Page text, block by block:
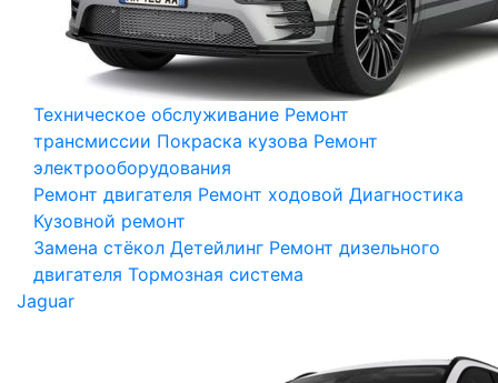
Техническое обслуживание Ремонт
трансмиссии Покраска кузова Ремонт
электрооборудования
Ремонт двигателя Ремонт ходовой Диагностика
Кузовной ремонт
Замена стёкол Детейлинг Ремонт дизельного
двигателя Тормозная система
Jaguar